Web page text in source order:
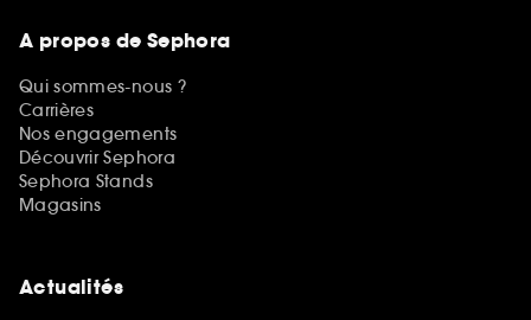
A propos de Sephora
Qui sommes-nous ?
Carrières
Nos engagements
Découvrir Sephora
Sephora Stands
Magasins
Actualités